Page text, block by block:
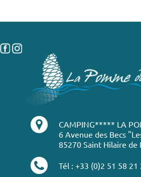
CAMPING***** LA
6 Avenue des Becs
85270 Saint Hilaire de
Tél : +33 (0)2 51 58 21